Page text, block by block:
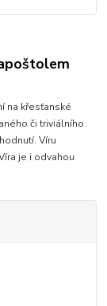
na křesťanské
či triviálního.
Víru
je i odvahou